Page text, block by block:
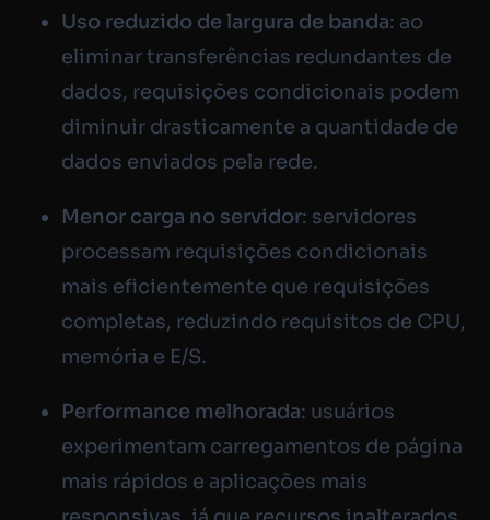
Uso reduzido de largura de banda: ao
eliminar transferências redundantes de
dados, requisições condicionais podem
diminuir drasticamente a quantidade de
dados enviados pela rede.
Menor carga no servidor: servidores
processam requisições condicionais
mais eficientemente que requisições
completas, reduzindo requisitos de CPU,
memória e E/S.
Performance melhorada: usuários
experimentam carregamentos de página
mais rápidos e aplicações mais